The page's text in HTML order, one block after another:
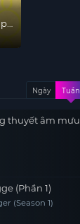
Ngày Tuần
thuyết âm mưu
(Phần 1)
(Season 1)